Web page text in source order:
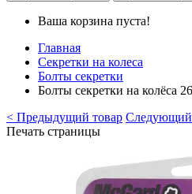
Ваша корзина пуста!
Главная
Секретки на колеса
Болты секретки
Болты секретки на колёса
< Предыдущий товар Следующий
Печать страницы